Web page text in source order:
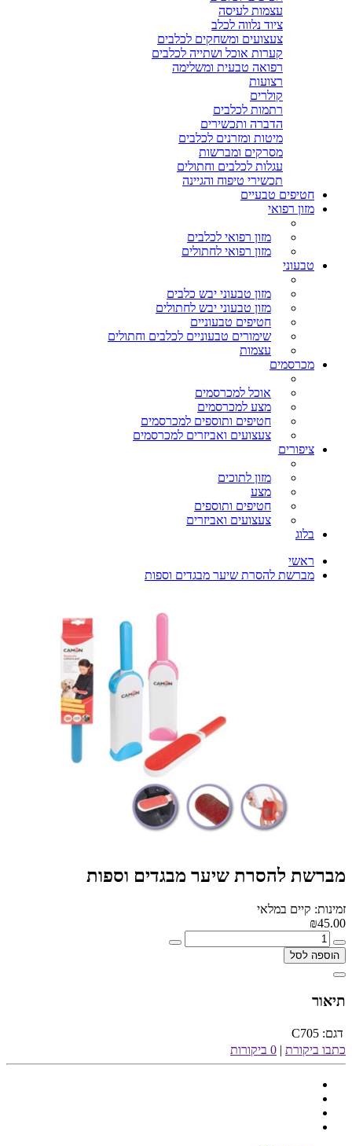
עצמות לעיסה
ציוד נלווה לכלב
צעצועים ומשחקים לכלבים
קערות אוכל ושתייה לכלבים
רפואה טבעית ומשלימה
רצועות
קולרים
רתמות לכלבים
הדברה ותכשירים
מיטות ומזרנים לכלבים
מסרקים ומברשות
עגלות לכלבים וחתולים
תכשירי טיפוח והגיינה
חטיפים טבעיים
מזון רפואי
מזון רפואי לכלבים
מזון רפואי לחתולים
טבעוני
מזון טבעוני יבש כלבים
מזון טבעוני יבש לחתולים
חטיפים טבעוניים
שימורים טבעוניים לכלבים וחתולים
עצמות
מכרסמים
אוכל למכרסמים
מצע למכרסמים
חטיפים ותוספים למכרסמים
צעצועים ואביזרים למכרסמים
ציפורים
מזון לתוכים
מצע
חטיפים ותוספים
צעצועים ואביזרים
בלוג
ראשי
מברשת להסרת שיער מבגדים וספות
מברשת להסרת שיער מבגדים וספות
זמינות: קיים במלאי
₪45.00
הוספה לסל
תיאור
דגם: C705
כתבו ביקורת | 0 ביקורות